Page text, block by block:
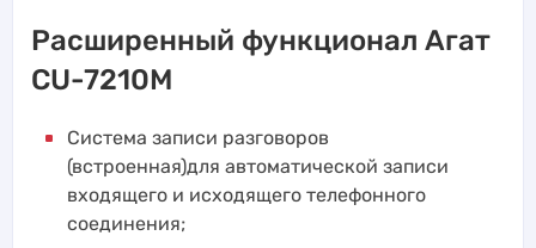
Расширенный функционал Агат
CU-7210M
Система записи разговоров
(встроенная)для автоматической записи
входящего и исходящего телефонного
соединения;